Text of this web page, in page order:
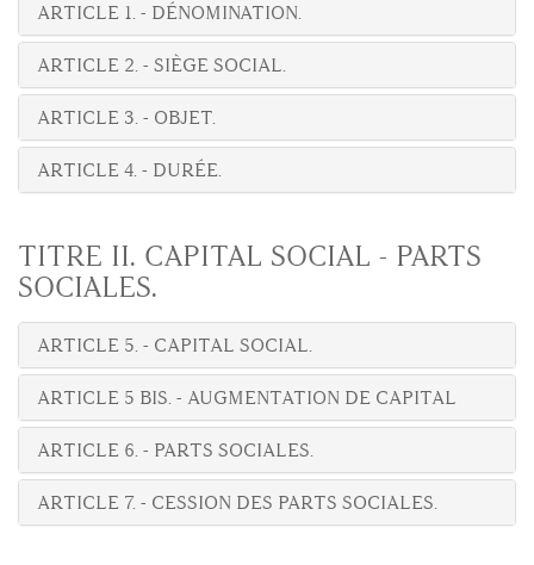
ARTICLE 1. - DÉNOMINATION.
ARTICLE 2. - SIÈGE SOCIAL.
ARTICLE 3. - OBJET.
ARTICLE 4. - DURÉE.
TITRE II. CAPITAL SOCIAL - PARTS
SOCIALES.
ARTICLE 5. - CAPITAL SOCIAL.
ARTICLE 5 BIS. - AUGMENTATION DE CAPITAL
ARTICLE 6. - PARTS SOCIALES.
ARTICLE 7. - CESSION DES PARTS SOCIALES.